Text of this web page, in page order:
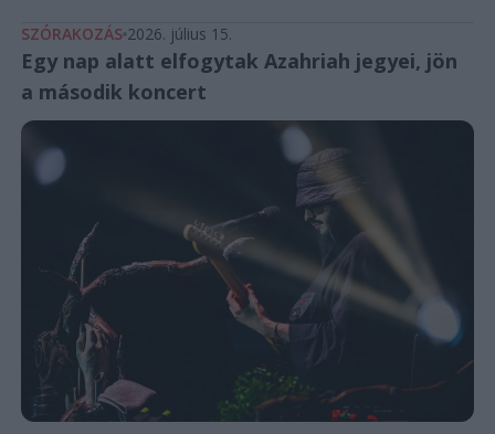
SZÓRAKOZÁS 2026. július 15.
Egy nap alatt elfogytak Azahriah jegyei, jön
a második koncert